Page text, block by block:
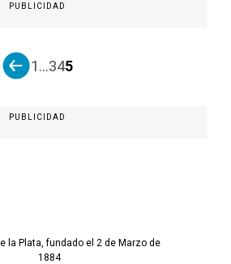
PUBLICIDAD
1...345
PUBLICIDAD
la Plata, fundado el 2 de Marzo de
1884